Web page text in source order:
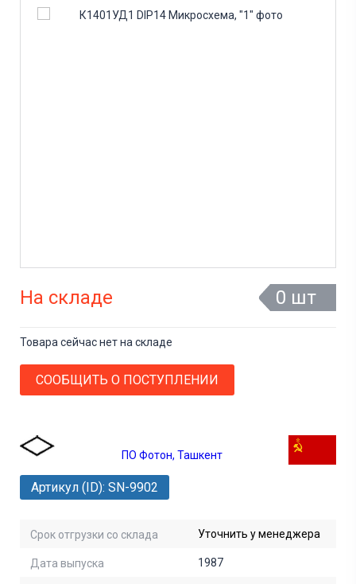
ПО Фотон, Ташкент
Артикул (ID): SN-9902
Срок отгрузки со склада Уточнить у менеджера
Дата выпуска 1987
На складе 0 шт
Товара сейчас нет на складе
СООБЩИТЬ О ПОСТУПЛЕНИИ